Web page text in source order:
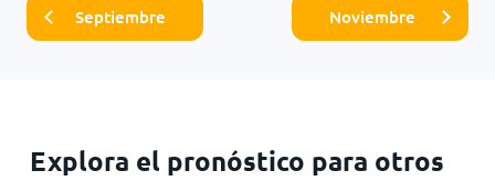
Septiembre Noviembre
Explora el pronóstico para otros